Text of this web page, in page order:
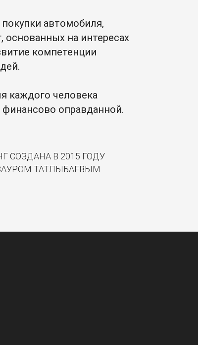
автомобиля,
основанных на интересах
компетенции
каждого человека
финансово оправданной.
СОЗДАНА В 2015 ГОДУ
ТАТЛЫБАЕВЫМ